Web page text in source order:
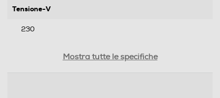
Tensione-V
230
Mostra tutte le specifiche